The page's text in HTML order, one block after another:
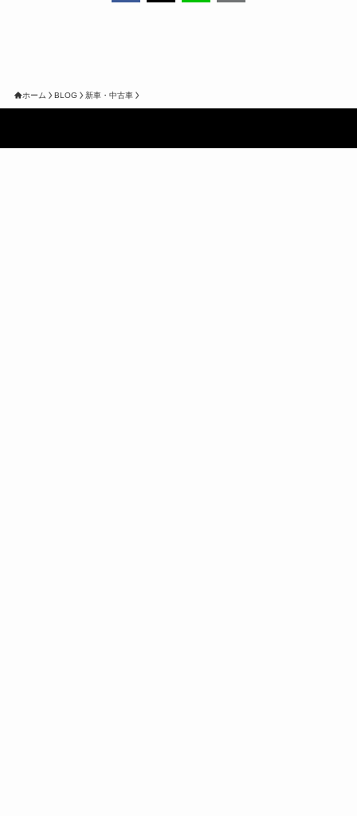
ホーム BLOG 新車・中古車